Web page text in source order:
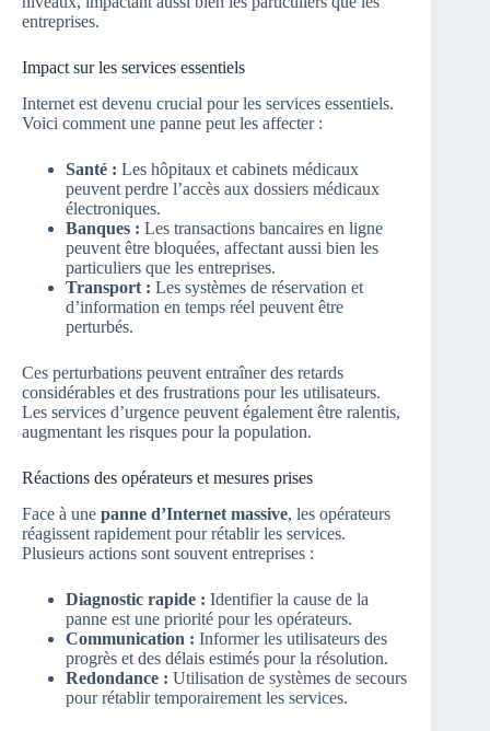
entreprises.
Impact sur les services essentiels
Internet est devenu crucial pour les services essentiels.
Voici comment une panne peut les affecter :
Santé : Les hôpitaux et cabinets médicaux
peuvent perdre l’accès aux dossiers médicaux
électroniques.
Banques : Les transactions bancaires en ligne
peuvent être bloquées, affectant aussi bien les
particuliers que les entreprises.
Transport : Les systèmes de réservation et
d’information en temps réel peuvent être
perturbés.
Ces perturbations peuvent entraîner des retards
considérables et des frustrations pour les utilisateurs.
Les services d’urgence peuvent également être ralentis,
augmentant les risques pour la population.
Réactions des opérateurs et mesures prises
Face à une panne d’Internet massive, les opérateurs
réagissent rapidement pour rétablir les services.
Plusieurs actions sont souvent entreprises :
Diagnostic rapide : Identifier la cause de la
panne est une priorité pour les opérateurs.
Communication : Informer les utilisateurs des
progrès et des délais estimés pour la résolution.
Redondance : Utilisation de systèmes de secours
pour rétablir temporairement les services.